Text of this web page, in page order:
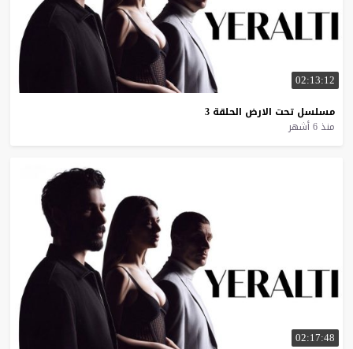
02:13:12
مسلسل تحت الارض الحلقة 3
منذ 6 أشهر
02:17:48